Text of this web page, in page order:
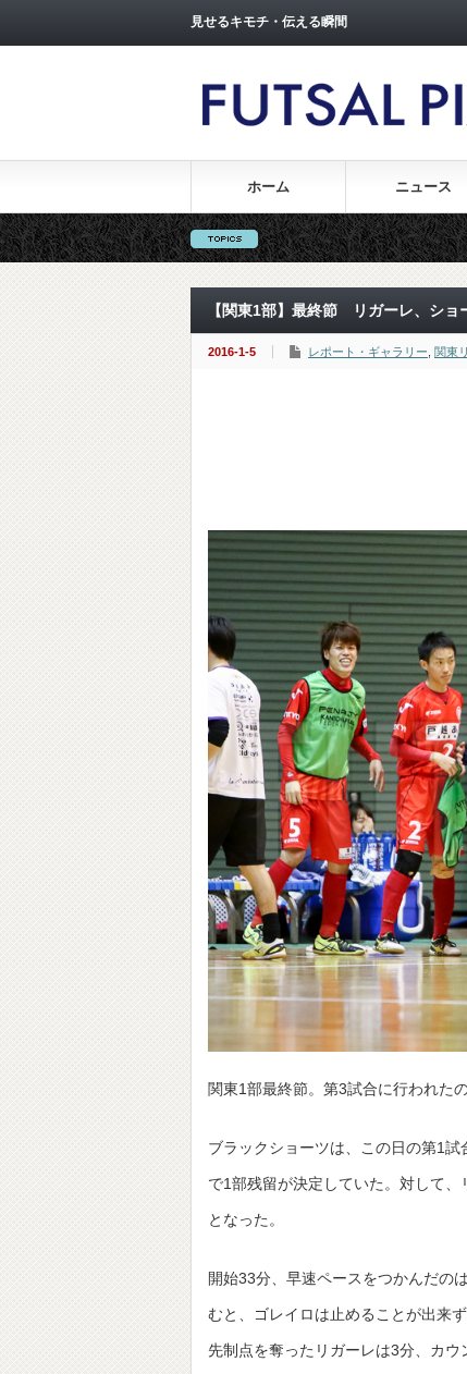
見せるキモチ・伝える瞬間
ホーム ニュース
【関東1部】最終節 リガーレ、ショ
2016-1-5 レポート・ギャラリー 関東
関東1部最終節。第3試合に行われた
ブラックショーツは、この日の第1
で1部残留が決定していた。対して
となった。
開始33分、早速ペースをつかんだの
むと、ゴレイロは止めることが出来
先制点を奪ったリガーレは3分、カ